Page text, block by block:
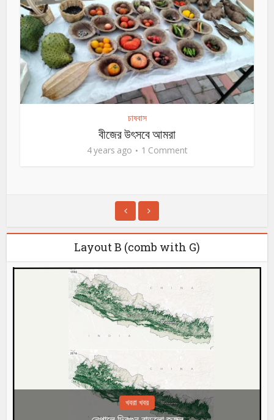
চাষবাস
বীজের উৎসবে আমরা
4 years ago 1 Comment
Layout B (comb with G)
খবরা খবর